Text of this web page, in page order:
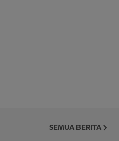
SEMUA BERITA